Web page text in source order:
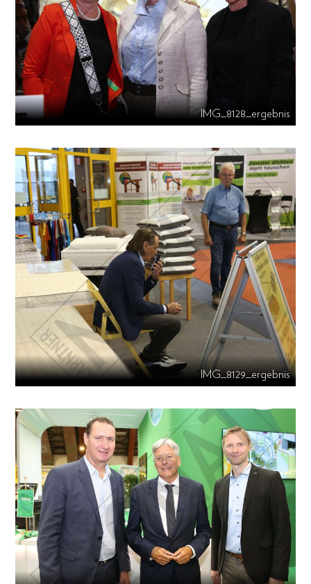
IMG_8128_ergebnis
IMG_8129_ergebnis